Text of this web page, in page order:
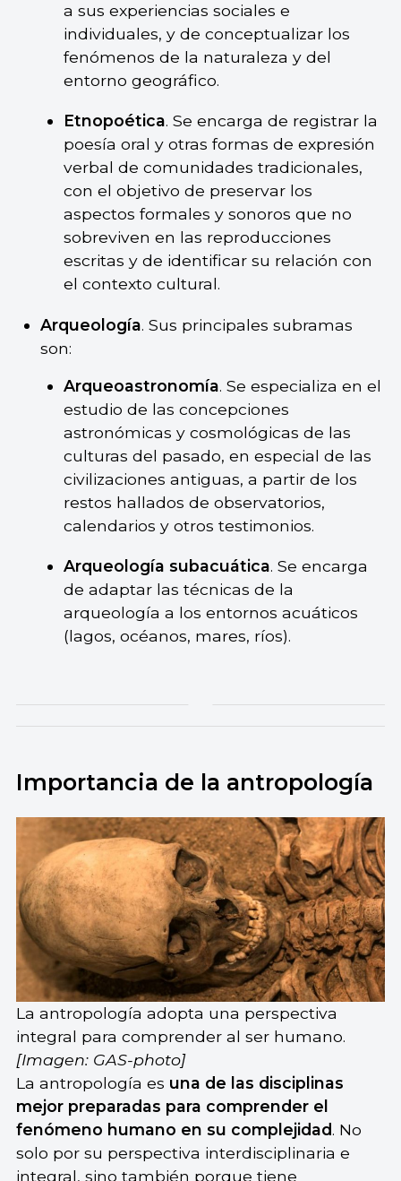
a sus experiencias sociales e
individuales, y de conceptualizar los
fenómenos de la naturaleza y del
entorno geográfico.
Etnopoética. Se encarga de registrar la
poesía oral y otras formas de expresión
verbal de comunidades tradicionales,
con el objetivo de preservar los
aspectos formales y sonoros que no
sobreviven en las reproducciones
escritas y de identificar su relación con
el contexto cultural.
Arqueología. Sus principales subramas
son:
Arqueoastronomía. Se especializa en el
estudio de las concepciones
astronómicas y cosmológicas de las
culturas del pasado, en especial de las
civilizaciones antiguas, a partir de los
restos hallados de observatorios,
calendarios y otros testimonios.
Arqueología subacuática. Se encarga
de adaptar las técnicas de la
arqueología a los entornos acuáticos
(lagos, océanos, mares, ríos).
Importancia de la antropología
La antropología adopta una perspectiva
integral para comprender al ser humano.
[Imagen: GAS-photo]
La antropología es una de las disciplinas
mejor preparadas para comprender el
fenómeno humano en su complejidad. No
solo por su perspectiva interdisciplinaria e
integral, sino también porque tiene